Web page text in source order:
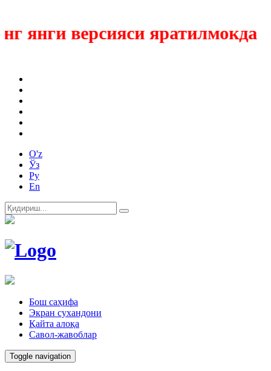
версияси яратилмокда
O'z
Ўз
Ру
En
Бош саҳифа
Экран сухандони
Қайта алоқа
Савол-жавоблар
Toggle navigation